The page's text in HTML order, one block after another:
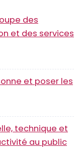
des
et des services
et poser les
technique et
au public